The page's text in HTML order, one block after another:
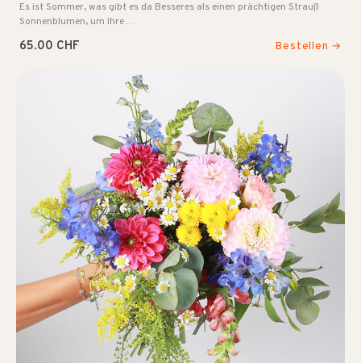
Es ist Sommer, was gibt es da Besseres als einen prächtigen Strauß
Sonnenblumen, um Ihre …
65.00 CHF Bestellen →